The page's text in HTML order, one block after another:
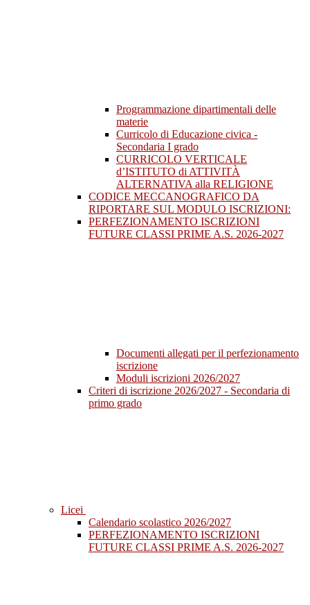
Programmazione dipartimentali delle
materie
Curricolo di Educazione civica -
Secondaria I grado
CURRICOLO VERTICALE
d’ISTITUTO di ATTIVITÀ
ALTERNATIVA alla RELIGIONE
CODICE MECCANOGRAFICO DA
RIPORTARE SUL MODULO ISCRIZIONI:
PERFEZIONAMENTO ISCRIZIONI
FUTURE CLASSI PRIME A.S. 2026-2027
Documenti allegati per il perfezionamento
iscrizione
Moduli iscrizioni 2026/2027
Criteri di iscrizione 2026/2027 - Secondaria di
primo grado
Licei
Calendario scolastico 2026/2027
PERFEZIONAMENTO ISCRIZIONI
FUTURE CLASSI PRIME A.S. 2026-2027